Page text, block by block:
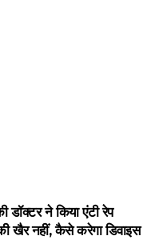
ने किया एंटी रेप
खैर नहीं, कैसे करेगा डिवाइस